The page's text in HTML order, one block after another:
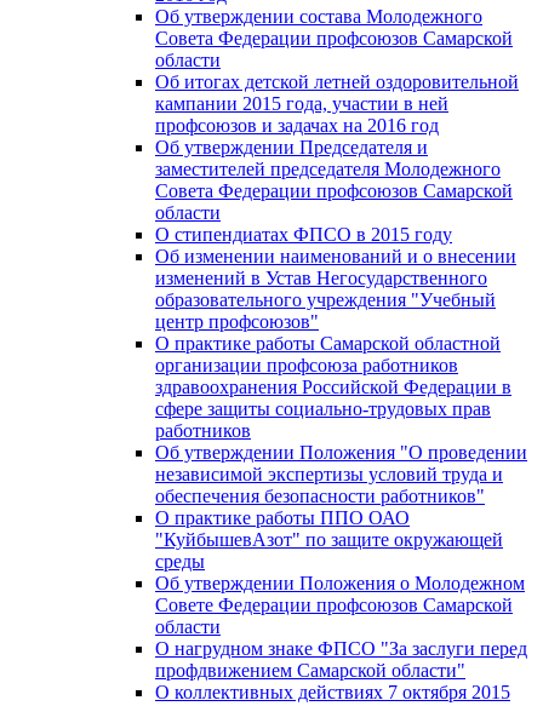
Об утверждении состава Молодежного
Совета Федерации профсоюзов Самарской
области
Об итогах детской летней оздоровительной
кампании 2015 года, участии в ней
профсоюзов и задачах на 2016 год
Об утверждении Председателя и
заместителей председателя Молодежного
Совета Федерации профсоюзов Самарской
области
О стипендиатах ФПСО в 2015 году
Об изменении наименований и о внесении
изменений в Устав Негосударственного
образовательного учреждения "Учебный
центр профсоюзов"
О практике работы Самарской областной
организации профсоюза работников
здравоохранения Российской Федерации в
сфере защиты социально-трудовых прав
работников
Об утверждении Положения "О проведении
независимой экспертизы условий труда и
обеспечения безопасности работников"
О практике работы ППО ОАО
"КуйбышевАзот" по защите окружающей
среды
Об утверждении Положения о Молодежном
Совете Федерации профсоюзов Самарской
области
О нагрудном знаке ФПСО "За заслуги перед
профдвижением Самарской области"
О коллективных действиях 7 октября 2015